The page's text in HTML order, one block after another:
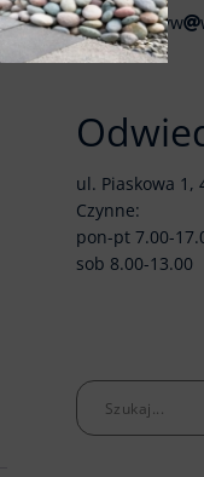
skladkruszyw
ul. Piaskowa 1,
Czynne:
pon-pt 7.00-
sob 8.00-13.00